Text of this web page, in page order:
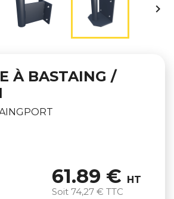

À BASTAING /
61.89 €
HT
Soit 74,27 € TTC